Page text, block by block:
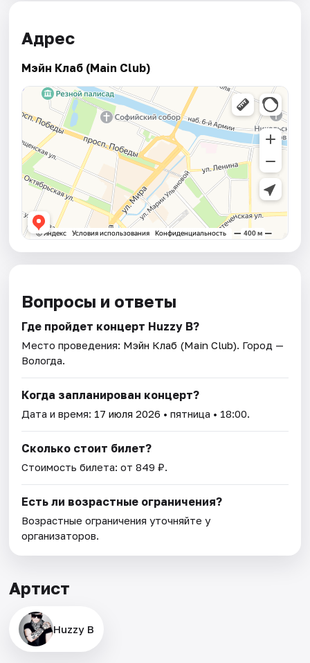
Адрес
Мэйн Клаб (Main Club)
Вопросы и ответы
Где пройдет концерт Huzzy B?
Место проведения: Мэйн Клаб (Main Club). Город —
Вологда.
Когда запланирован концерт?
Дата и время: 17 июля 2026 • пятница • 18:00.
Сколько стоит билет?
Стоимость билета: от 849 ₽.
Есть ли возрастные ограничения?
Возрастные ограничения уточняйте у
организаторов.
Артист
Huzzy B